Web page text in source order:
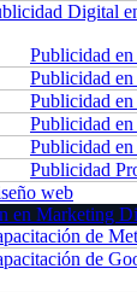
Digital
Publicidad
Publicidad
Publicidad
Publicidad
Publicidad
Publicidad
web
en Marketing
de
de